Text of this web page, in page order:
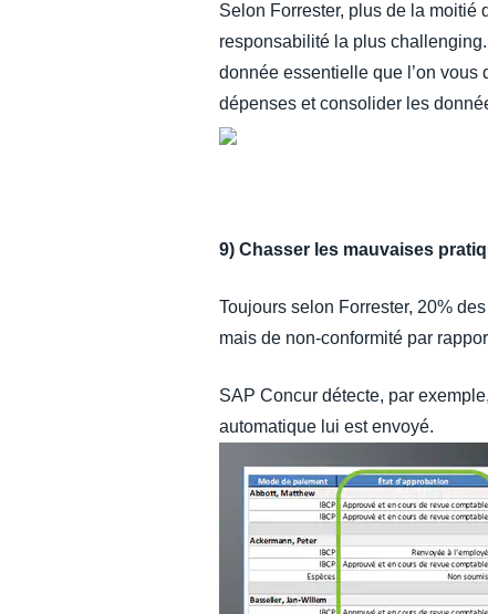
Selon Forrester, plus de la moitié
responsabilité la plus
donnée essentielle que l’on vous
dépenses et consolider les
9) Chasser les mauvaises
​Toujours selon Forrester, 20%
mais de non-conformité par
SAP Concur détecte, par
automatique lui est envoyé.